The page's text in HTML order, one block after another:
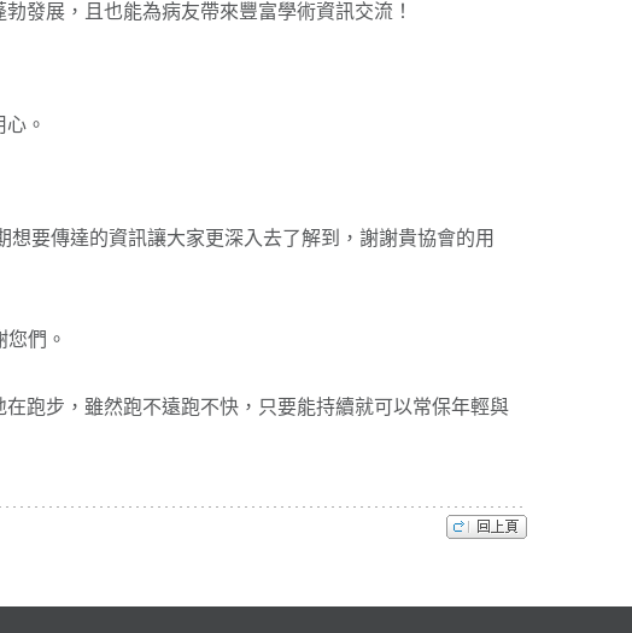
發展，且也能為病友帶來豐富學術資訊交流！
。
要傳達的資訊讓大家更深入去了解到，謝謝貴協會的用
們。
跑步，雖然跑不遠跑不快，只要能持續就可以常保年輕與